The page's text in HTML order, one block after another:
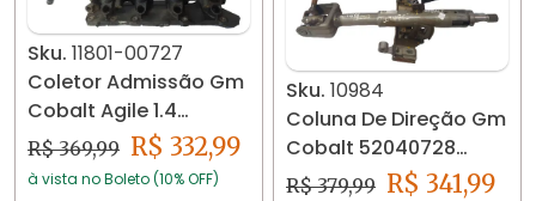
Sku. 11801-00727
Coletor Admissão Gm
Cobalt Agile 1.4
94713852 11801
R$ 369,99 R$ 332,99
à vista no Boleto (10% OFF)
Sku. 10984
Coluna De Direção Gm
Cobalt 52040728
10984
R$ 379,99 R$ 341,99